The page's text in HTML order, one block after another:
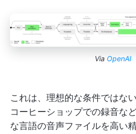
Via OpenAI
これは、理想的な条件ではな
コーヒーショップでの録音な
な言語の音声ファイルを高い